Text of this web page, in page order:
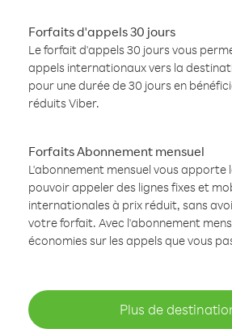
Forfaits d'appels 30 jours
Le forfait d'appels 30 jours vous
appels internationaux vers la
pour une durée de 30 jours en
réduits Viber.
Forfaits Abonnement mensuel
L'abonnement mensuel vous apporte
pouvoir appeler des lignes fixes et
internationales à prix réduit, sans
votre forfait. Avec l'abonnement
économies sur les appels que vous
Plus de